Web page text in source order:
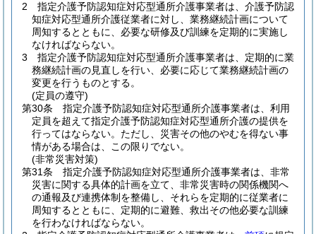
2
指定介護予防認知症対応型通所介護事業者は、介護予防認
知症対応型通所介護従業者に対し、業務継続計画について
周知するとともに、必要な研修及び訓練を定期的に実施し
なければならない。
3
指定介護予防認知症対応型通所介護事業者は、定期的に業
務継続計画の見直しを行い、必要に応じて業務継続計画の
変更を行うものとする。
(定員の遵守)
第30条
指定介護予防認知症対応型通所介護事業者は、利用
定員を超えて指定介護予防認知症対応型通所介護の提供を
行ってはならない。 ただし、災害その他のやむを得ない事
情がある場合は、この限りでない。
(非常災害対策)
第31条
指定介護予防認知症対応型通所介護事業者は、非常
災害に関する具体的計画を立て、非常災害時の関係機関へ
の通報及び連携体制を整備し、それらを定期的に従業者に
周知するとともに、定期的に避難、救出その他必要な訓練
を行わなければならない。